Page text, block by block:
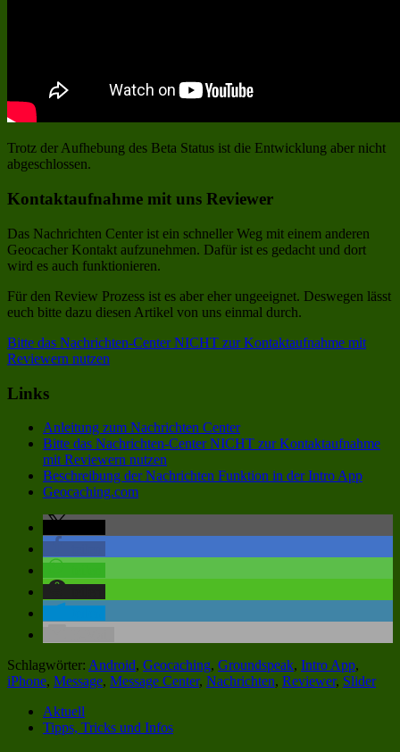
Trotz der Aufhebung des Beta Status ist die Entwicklung aber nicht
abgeschlossen.
Kontaktaufnahme mit uns Reviewer
Das Nachrichten Center ist ein schneller Weg mit einem anderen
Geocacher Kontakt aufzunehmen. Dafür ist es gedacht und dort
wird es auch funktionieren.
Für den Review Prozess ist es aber eher ungeeignet. Deswegen lässt
euch bitte dazu diesen Artikel von uns einmal durch.
Bitte das Nachrichten-Center NICHT zur Kontaktaufnahme mit
Reviewern nutzen
Links
Anleitung zum Nachrichten Center
Bitte das Nachrichten-Center NICHT zur Kontaktaufnahme
mit Reviewern nutzen
Beschreibung der Nachrichten Funktion in der Intro App
Geocaching.com
Schlagwörter: Android, Geocaching, Groundspeak, Intro App,
iPhone, Message, Message Center, Nachrichten, Reviewer, Slider
Aktuell
Tipps, Tricks und Infos